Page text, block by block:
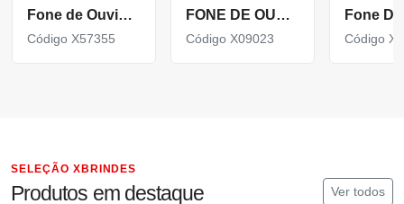
Fone de Ouvido Ajustável com Microfone Bluetooth X57355
Código X57355
FONE DE OUVIDO BLUETOOTH COM CASE CARREGADOR X09023
Código X09023 Código
SELEÇÃO XBRINDES
Produtos em destaque Ver todos